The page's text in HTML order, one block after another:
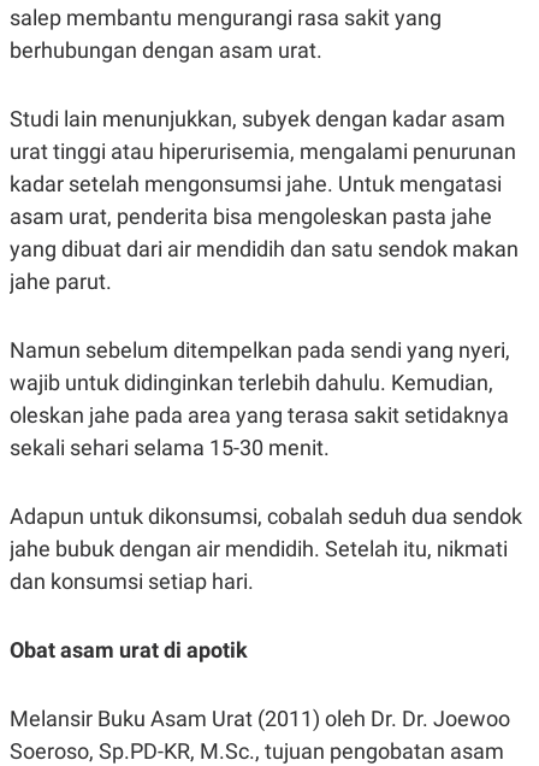
salep membantu mengurangi rasa sakit yang
berhubungan dengan asam urat.
Studi lain menunjukkan, subyek dengan kadar asam
urat tinggi atau hiperurisemia, mengalami penurunan
kadar setelah mengonsumsi jahe. Untuk mengatasi
asam urat, penderita bisa mengoleskan pasta jahe
yang dibuat dari air mendidih dan satu sendok makan
jahe parut.
Namun sebelum ditempelkan pada sendi yang nyeri,
wajib untuk didinginkan terlebih dahulu. Kemudian,
oleskan jahe pada area yang terasa sakit setidaknya
sekali sehari selama 15-30 menit.
Adapun untuk dikonsumsi, cobalah seduh dua sendok
jahe bubuk dengan air mendidih. Setelah itu, nikmati
dan konsumsi setiap hari.
Obat asam urat di apotik
Melansir Buku Asam Urat (2011) oleh Dr. Dr. Joewoo
Soeroso, Sp.PD-KR, M.Sc., tujuan pengobatan asam